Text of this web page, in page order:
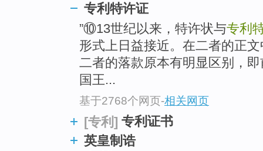
专利特许证
”⑩13世纪以来，特许状与专利
形式上日益接近。在二者的正
二者的落款原本有明显区别，
国王...
基于2768个网页-相关网页
[专利] 专利证书
英皇制诰